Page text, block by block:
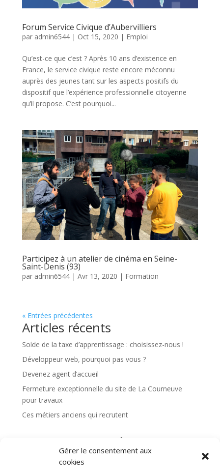
Gérer le consentement aux
cookies
Forum Service Civique d’Aubervilliers
par admin6544| Oct 15, 2020 | Emploi
Qu’est-ce que c’est ? Après 10 ans d’existence en
France, le service civique reste encore méconnu
auprès des jeunes tant sur les aspects positifs du
dispositif que l’expérience professionnelle citoyenne
qu’il propose. C’est pourquoi...
Participez à un atelier de cinéma en Seine-
Saint-Denis (93)
par admin6544| Avr 13, 2020 | Formation
« Entrées précédentes
Articles récents
Solde de la taxe d’apprentissage : choisissez-nous !
Développeur web, pourquoi pas vous ?
Devenez agent d’accueil
Fermeture exceptionnelle du site de La Courneuve
pour travaux
Ces métiers anciens qui recrutent
Commentaires récents
Aucun commentaire à afficher.